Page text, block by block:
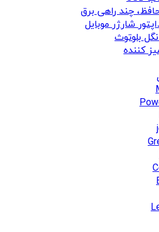
چند راهی برق
شارژر موبایل
بلوتوث
کننده